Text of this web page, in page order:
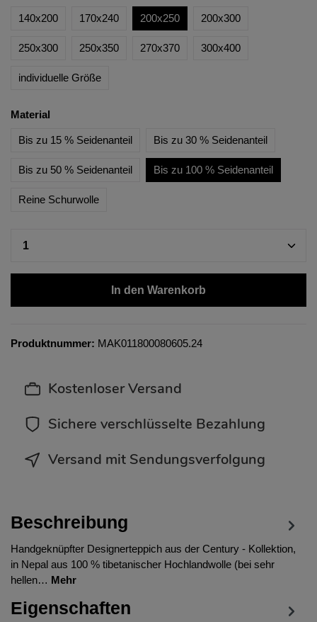
140x200 170x240 200x250 200x300
250x300 250x350 270x370 300x400
individuelle Größe
Material
Bis zu 15 % Seidenanteil Bis zu 30 % Seidenanteil
Bis zu 50 % Seidenanteil Bis zu 100 % Seidenanteil
Reine Schurwolle
In den Warenkorb
Produktnummer: MAK011800080605.24
Kostenloser Versand
Sichere verschlüsselte Bezahlung
Versand mit Sendungsverfolgung
Beschreibung
Handgeknüpfter Designerteppich aus der Century - Kollektion,
in Nepal aus 100 % tibetanischer Hochlandwolle (bei sehr
hellen… Mehr
Eigenschaften